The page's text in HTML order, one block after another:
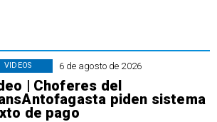
6 de agosto de 2026
| Choferes del
piden sistema
de pago
VIDEOS